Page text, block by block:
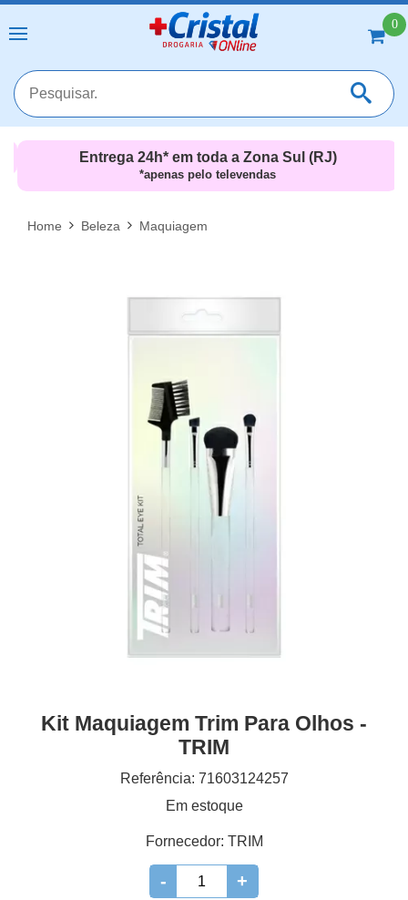
0
MAIS RESULTADOS
Entrega 24h* em toda a Zona Sul (RJ)
*apenas pelo televendas
Home Beleza Maquiagem
Kit Maquiagem Trim Para Olhos -
TRIM
Referência: 71603124257
Em estoque
Fornecedor: TRIM
- +